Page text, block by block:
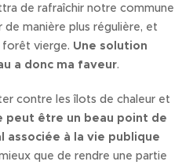
de rafraîchir notre commune
manière plus régulière, et
forêt vierge. Une solution
a donc ma faveur.
contre les îlots de chaleur et
peut être un beau point de
associée à la vie publique
que de rendre une partie